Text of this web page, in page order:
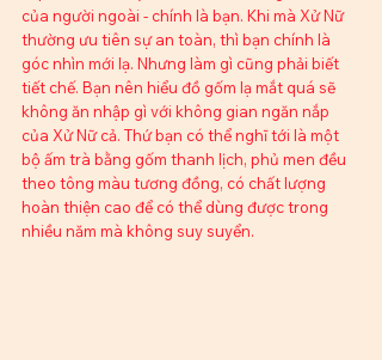
của người ngoài - chính là bạn. Khi mà Xử Nữ
thường ưu tiên sự an toàn, thì bạn chính là
góc nhìn mới lạ. Nhưng làm gì cũng phải biết
tiết chế. Bạn nên hiểu đồ gốm lạ mắt quá sẽ
không ăn nhập gì với không gian ngăn nắp
của Xử Nữ cả. Thứ bạn có thể nghĩ tới là một
bộ ấm trà bằng gốm thanh lịch, phủ men đều
theo tông màu tương đồng, có chất lượng
hoàn thiện cao để có thể dùng được trong
nhiều năm mà không suy suyển.